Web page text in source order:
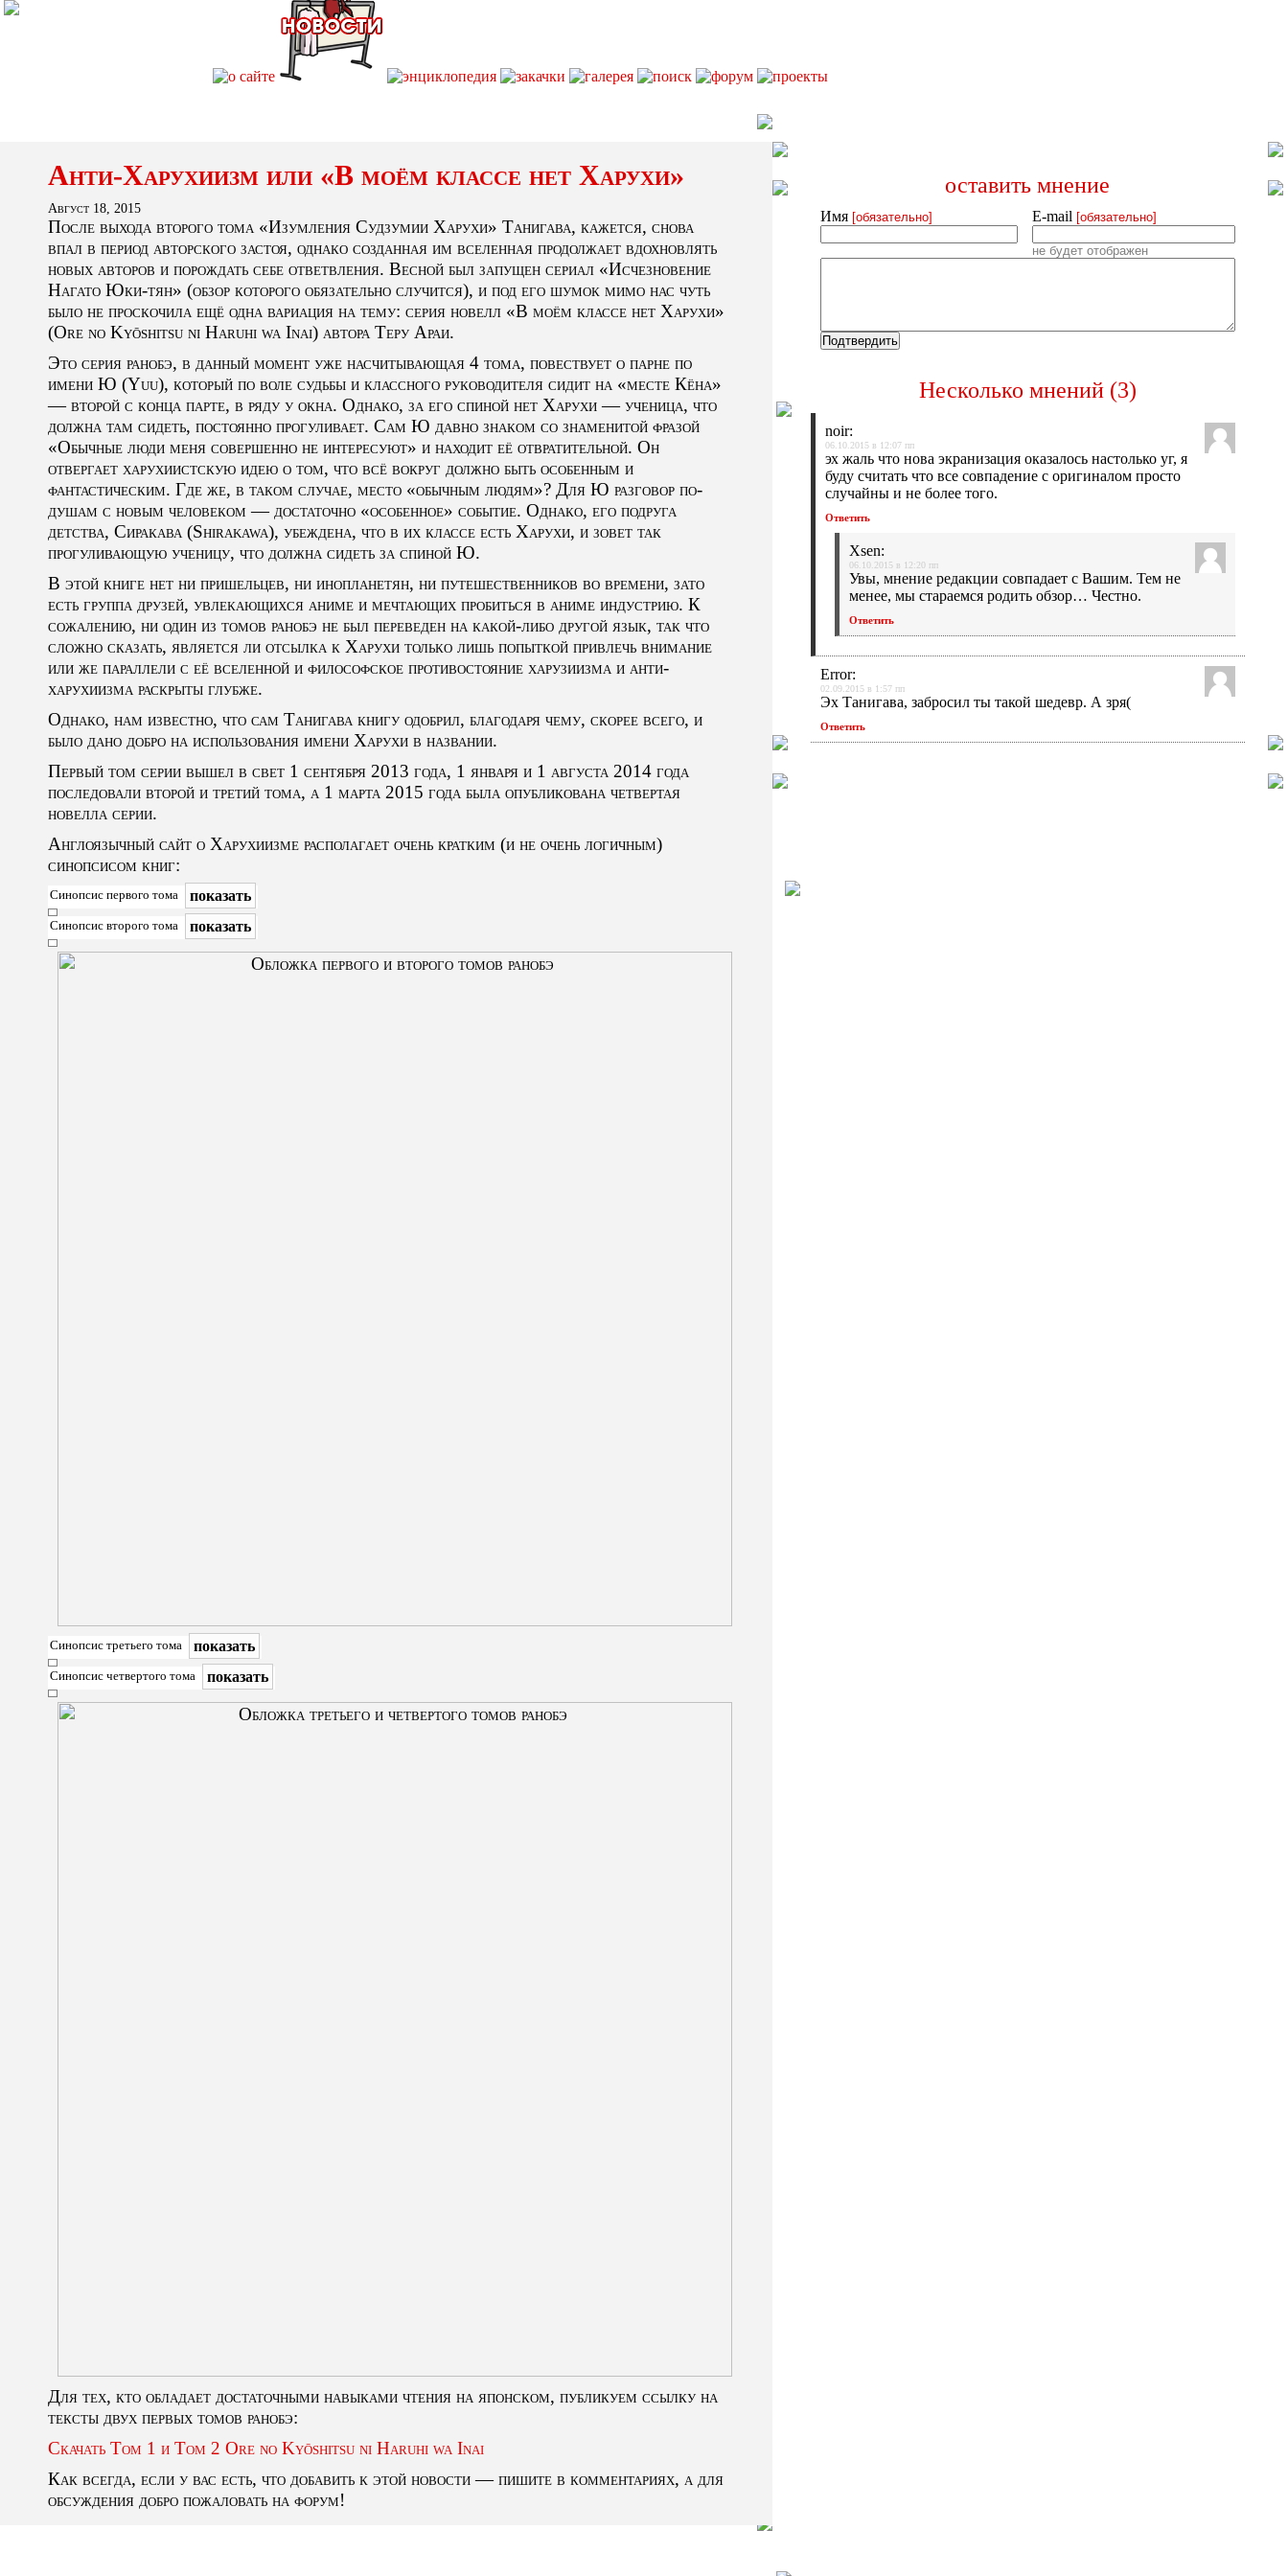
Анти-Харухиизм или «В моём классе нет Харухи»
Август 18, 2015
После выхода второго тома «Изумления Судзумии Харухи» Танигава, кажется, снова
впал в период авторского застоя, однако созданная им вселенная продолжает вдохновлять
новых авторов и порождать себе ответвления. Весной был запущен сериал «Исчезновение
Нагато Юки-тян» (обзор которого обязательно случится), и под его шумок мимо нас чуть
было не проскочила ещё одна вариация на тему: серия новелл «В моём классе нет Харухи»
(Ore no Kyōshitsu ni Haruhi wa Inai) автора Теру Араи.
Это серия ранобэ, в данный момент уже насчитывающая 4 тома, повествует о парне по
имени Ю (Yuu), который по воле судьбы и классного руководителя сидит на «месте Кёна»
— второй с конца парте, в ряду у окна. Однако, за его спиной нет Харухи — ученица, что
должна там сидеть, постоянно прогуливает. Сам Ю давно знаком со знаменитой фразой
«Обычные люди меня совершенно не интересуют» и находит её отвратительной. Он
отвергает харухиистскую идею о том, что всё вокруг должно быть особенным и
фантастическим. Где же, в таком случае, место «обычным людям»? Для Ю разговор по-
душам с новым человеком — достаточно «особенное» событие. Однако, его подруга
детства, Сиракава (Shirakawa), убеждена, что в их классе есть Харухи, и зовет так
прогуливающую ученицу, что должна сидеть за спиной Ю.
В этой книге нет ни пришельцев, ни инопланетян, ни путешественников во времени, зато
есть группа друзей, увлекающихся аниме и мечтающих пробиться в аниме индустрию. К
сожалению, ни один из томов ранобэ не был переведен на какой-либо другой язык, так что
сложно сказать, является ли отсылка к Харухи только лишь попыткой привлечь внимание
или же параллели с её вселенной и философское противостояние харузиизма и анти-
харухиизма раскрыты глубже.
Однако, нам известно, что сам Танигава книгу одобрил, благодаря чему, скорее всего, и
было дано добро на использования имени Харухи в названии.
Первый том серии вышел в свет 1 сентября 2013 года, 1 января и 1 августа 2014 года
последовали второй и третий тома, а 1 марта 2015 года была опубликована четвертая
новелла серии.
Англоязычный сайт о Харухиизме располагает очень кратким (и не очень логичным)
синопсисом книг:
Синопсис первого тома показать
Синопсис второго тома показать
Синопсис третьего тома показать
Синопсис четвертого тома показать
Для тех, кто обладает достаточными навыками чтения на японском, публикуем ссылку на
тексты двух первых томов ранобэ:
Скачать Том 1 и Том 2 Ore no Kyōshitsu ni Haruhi wa Inai
Как всегда, если у вас есть, что добавить к этой новости — пишите в комментариях, а для
обсуждения добро пожаловать на форум!
оставить мнение
E-mail [обязательно]
не будет отображен
Имя [обязательно]
Несколько мнений (3)
noir:
06.10.2015 в 12:07 пп
эх жаль что нова экранизация оказалось настолько уг, я
буду считать что все совпадение с оригиналом просто
случайны и не более того.
Ответить
Xsen:
06.10.2015 в 12:20 пп
Увы, мнение редакции совпадает с Вашим. Тем не
менее, мы стараемся родить обзор… Честно.
Ответить
Error:
02.09.2015 в 1:57 пп
Эх Танигава, забросил ты такой шедевр. А зря(
Ответить